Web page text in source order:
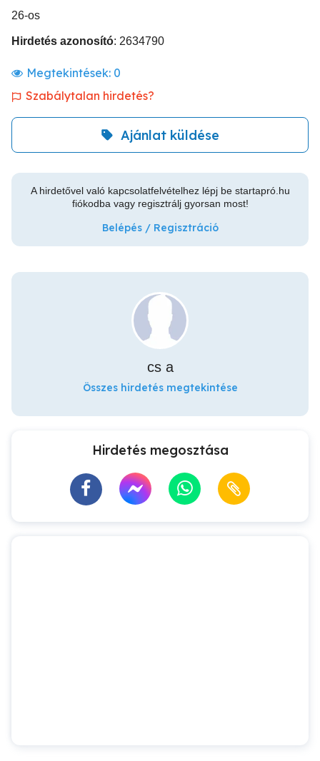
26-os
Hirdetés azonosító: 2634790
Megtekintések: 0
Szabálytalan hirdetés?
Ajánlat küldése
A hirdetővel való kapcsolatfelvételhez lépj be startapró.hu
fiókodba vagy regisztrálj gyorsan most!
Belépés / Regisztráció
cs a
Összes hirdetés megtekintése
Hirdetés megosztása